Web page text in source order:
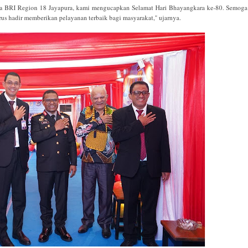
BRI Region 18 Jayapura, kami mengucapkan Selamat Hari Bhayangkara ke-80. Semoga
hadir memberikan pelayanan terbaik bagi masyarakat," ujarnya.